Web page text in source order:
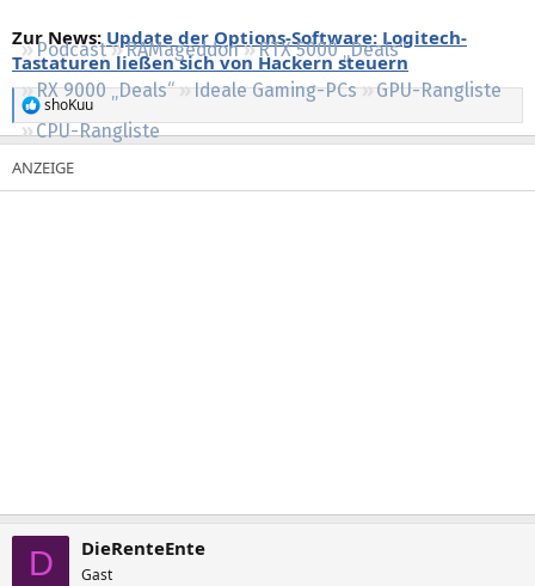
Podcast RAMageddon
RTX 5000 „Deals“
RX 9000 „Deals“
Ideale Gaming-PCs
GPU-Rangliste
CPU-Rangliste
Zur News: Update der Options-Software: Logitech-
Tastaturen ließen sich von Hackern steuern
R
e
a
k
t
shoKuu
D DieRenteEnte
Gast